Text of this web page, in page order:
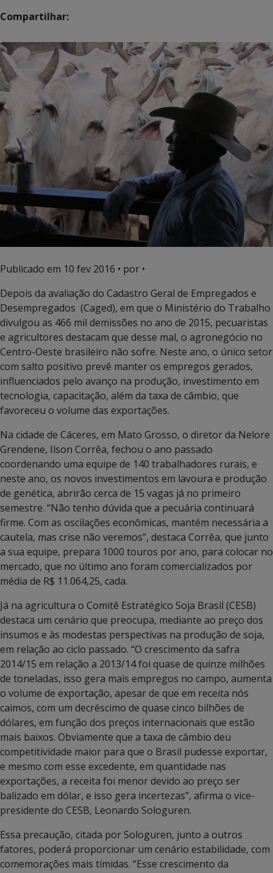
Compartilhar:
Publicado em 10 fev 2016 • por •
Depois da avaliação do Cadastro Geral de Empregados e
Desempregados (Caged), em que o Ministério do Trabalho
divulgou as 466 mil demissões no ano de 2015, pecuaristas
e agricultores destacam que desse mal, o agronegócio no
Centro-Oeste brasileiro não sofre. Neste ano, o único setor
com salto positivo prevê manter os empregos gerados,
influenciados pelo avanço na produção, investimento em
tecnologia, capacitação, além da taxa de câmbio, que
favoreceu o volume das exportações.
Na cidade de Cáceres, em Mato Grosso, o diretor da Nelore
Grendene, Ilson Corrêa, fechou o ano passado
coordenando uma equipe de 140 trabalhadores rurais, e
neste ano, os novos investimentos em lavoura e produção
de genética, abrirão cerca de 15 vagas já no primeiro
semestre. “Não tenho dúvida que a pecuária continuará
firme. Com as oscilações econômicas, mantém necessária a
cautela, mas crise não veremos”, destaca Corrêa, que junto
a sua equipe, prepara 1000 touros por ano, para colocar no
mercado, que no último ano foram comercializados por
média de R$ 11.064,25, cada.
Já na agricultura o Comitê Estratégico Soja Brasil (CESB)
destaca um cenário que preocupa, mediante ao preço dos
insumos e às modestas perspectivas na produção de soja,
em relação ao ciclo passado. “O crescimento da safra
2014/15 em relação a 2013/14 foi quase de quinze milhões
de toneladas, isso gera mais empregos no campo, aumenta
o volume de exportação, apesar de que em receita nós
caimos, com um decréscimo de quase cinco bilhões de
dólares, em função dos preços internacionais que estão
mais baixos. Obviamente que a taxa de câmbio deu
competitividade maior para que o Brasil pudesse exportar,
e mesmo com esse excedente, em quantidade nas
exportações, a receita foi menor devido ao preço ser
balizado em dólar, e isso gera incertezas”, afirma o vice-
presidente do CESB, Leonardo Sologuren.
Essa precaução, citada por Sologuren, junto a outros
fatores, poderá proporcionar um cenário estabilidade, com
comemorações mais tímidas. “Esse crescimento da